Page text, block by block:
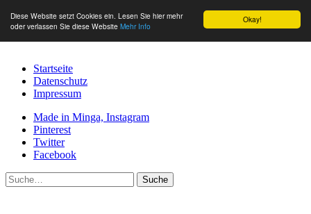
Okay!
Diese Website setzt Cookies ein. Lesen Sie hier mehr
oder verlassen Sie diese Website Mehr Info
Startseite
Datenschutz
Impressum
Made in Minga, Instagram
Pinterest
Twitter
Facebook
Suche